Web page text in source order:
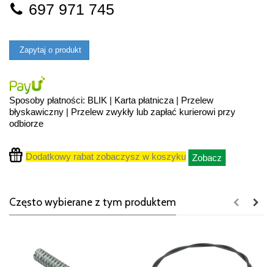
697 971 745
Zapytaj o produkt
Sposoby płatności: BLIK | Karta płatnicza | Przelew
błyskawiczny | Przelew zwykły lub zapłać kurierowi przy
odbiorze
Dodatkowy rabat zobaczysz w koszyku Zobacz
Często wybierane z tym produktem